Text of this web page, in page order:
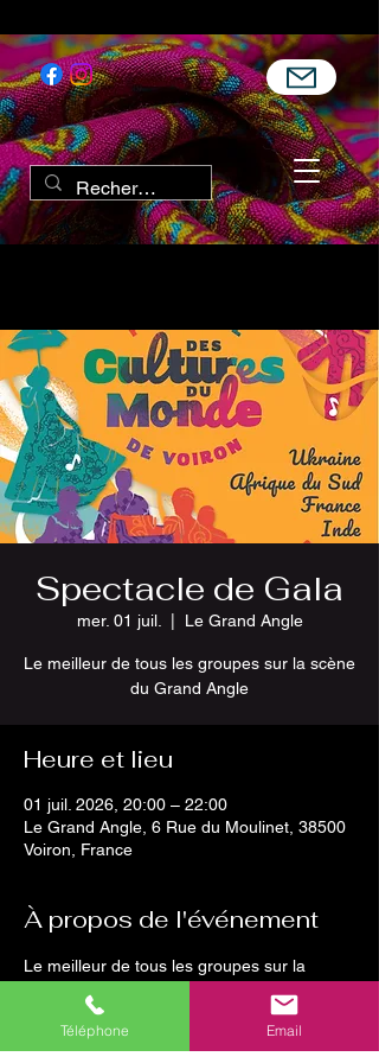
Spectacle de Gala
mer. 01 juil. Le Grand Angle
Le meilleur de tous les groupes sur la scène
du Grand Angle
Heure et lieu
01 juil. 2026, 20:00 – 22:00
Le Grand Angle, 6 Rue du Moulinet, 38500
Voiron, France
À propos de l'événement
Le meilleur de tous les groupes sur la
scène du Grand Angle
Téléphone Email